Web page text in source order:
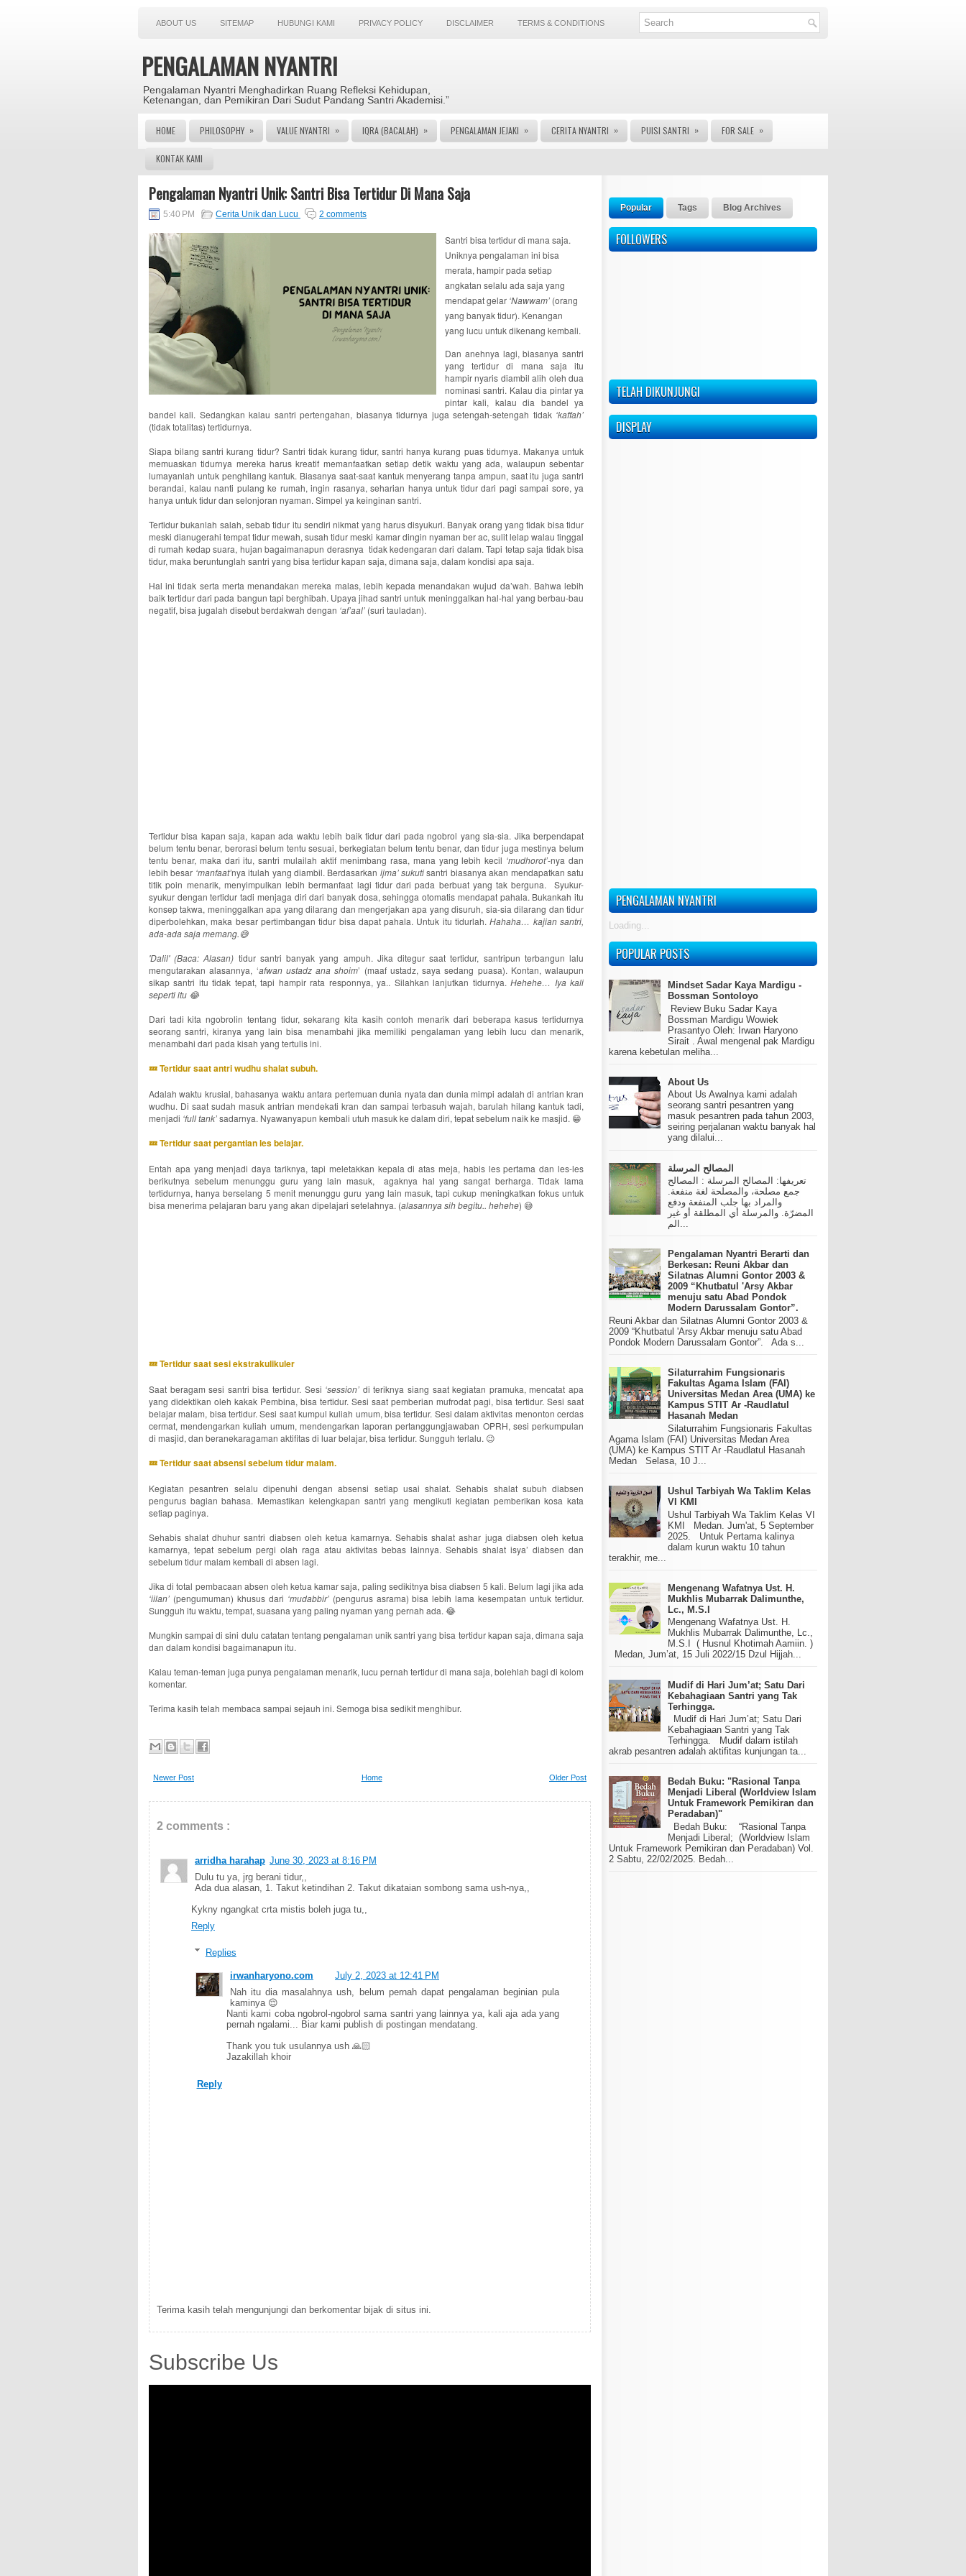
ABOUT US SITEMAP HUBUNGI KAMI PRIVACY POLICY DISCLAIMER TERMS & CONDITIONS
PENGALAMAN NYANTRI
Pengalaman Nyantri Menghadirkan Ruang Refleksi Kehidupan,
Ketenangan, dan Pemikiran Dari Sudut Pandang Santri Akademisi.”
HOME PHILOSOPHY » VALUE NYANTRI » IQRA (BACALAH) » PENGALAMAN JEJAKI » CERITA NYANTRI » PUISI SANTRI » FOR SALE »
KONTAK KAMI
Pengalaman Nyantri Unik: Santri Bisa Tertidur Di Mana Saja
5:40 PM Cerita Unik dan Lucu 2 comments
Santri bisa tertidur di mana saja.
Uniknya pengalaman ini bisa
merata, hampir pada setiap
angkatan selalu ada saja yang
mendapat gelar ‘Nawwam’ (orang
yang banyak tidur). Kenangan
yang lucu untuk dikenang kembali.
Dan anehnya lagi, biasanya santri
yang tertidur di mana saja itu
hampir nyaris diambil alih oleh dua
nominasi santri. Kalau dia pintar ya
pintar kali, kalau dia bandel ya
bandel kali. Sedangkan kalau santri pertengahan, biasanya tidurnya juga setengah-setengah tidak ‘kaffah’
(tidak totalitas) tertidurnya.
Siapa bilang santri kurang tidur? Santri tidak kurang tidur, santri hanya kurang puas tidurnya. Makanya untuk
memuaskan tidurnya mereka harus kreatif memanfaatkan setiap detik waktu yang ada, walaupun sebentar
lumayanlah untuk penghilang kantuk. Biasanya saat-saat kantuk menyerang tanpa ampun, saat itu juga santri
berandai, kalau nanti pulang ke rumah, ingin rasanya, seharian hanya untuk tidur dari pagi sampai sore, ya
hanya untuk tidur dan selonjoran nyaman. Simpel ya keinginan santri.
Tertidur bukanlah salah, sebab tidur itu sendiri nikmat yang harus disyukuri. Banyak orang yang tidak bisa tidur
meski dianugerahi tempat tidur mewah, susah tidur meski kamar dingin nyaman ber ac, sulit lelap walau tinggal
di rumah kedap suara, hujan bagaimanapun derasnya tidak kedengaran dari dalam. Tapi tetap saja tidak bisa
tidur, maka beruntunglah santri yang bisa tertidur kapan saja, dimana saja, dalam kondisi apa saja.
Hal ini tidak serta merta menandakan mereka malas, lebih kepada menandakan wujud da’wah. Bahwa lebih
baik tertidur dari pada bangun tapi berghibah. Upaya jihad santri untuk meninggalkan hal-hal yang berbau-bau
negatif, bisa jugalah disebut berdakwah dengan ‘af’aal’ (suri tauladan).
Tertidur bisa kapan saja, kapan ada waktu lebih baik tidur dari pada ngobrol yang sia-sia. Jika berpendapat
belum tentu benar, berorasi belum tentu sesuai, berkegiatan belum tentu benar, dan tidur juga mestinya belum
tentu benar, maka dari itu, santri mulailah aktif menimbang rasa, mana yang lebih kecil ‘mudhorot’-nya dan
lebih besar ‘manfaat’nya itulah yang diambil. Berdasarkan ijma’ sukutisantri biasanya akan mendapatkan satu
titik poin menarik, menyimpulkan lebih bermanfaat lagi tidur dari pada berbuat yang tak berguna. Syukur-
syukur dengan tertidur tadi menjaga diri dari banyak dosa, sehingga otomatis mendapat pahala. Bukankah itu
konsep takwa, meninggalkan apa yang dilarang dan mengerjakan apa yang disuruh, sia-sia dilarang dan tidur
diperbolehkan, maka besar pertimbangan tidur bisa dapat pahala. Untuk itu tidurlah.Hahaha… kajian santri,
ada-ada saja memang.😅
'Dalil' (Baca: Alasan) tidur santri banyak yang ampuh. Jika ditegur saat tertidur, santripun terbangun lalu
mengutarakan alasannya, ‘afwan ustadz ana shoim’ (maaf ustadz, saya sedang puasa). Kontan, walaupun
sikap santri itu tidak tepat, tapi hampir rata responnya, ya.. Silahkan lanjutkan tidurnya.Hehehe… Iya kali
seperti itu 😂
Dari tadi kita ngobrolin tentang tidur, sekarang kita kasih contoh menarik dari beberapa kasus tertidurnya
seorang santri, kiranya yang lain bisa menambahi jika memiliki pengalaman yang lebih lucu dan menarik,
menambahi dari pada kisah yang tertulis ini.
💤 Tertidur saat antri wudhu shalat subuh.
Adalah waktu krusial, bahasanya waktu antara pertemuan dunia nyata dan dunia mimpi adalah di antrian kran
wudhu. Di saat sudah masuk antrian mendekati kran dan sampai terbasuh wajah, barulah hilang kantuk tadi,
menjadi ‘full tank’sadarnya. Nyawanyapun kembali utuh masuk ke dalam diri, tepat sebelum naik ke masjid. 😁
💤 Tertidur saat pergantian les belajar.
Entah apa yang menjadi daya tariknya, tapi meletakkan kepala di atas meja, habis les pertama dan les-les
berikutnya sebelum menunggu guru yang lain masuk, agaknya hal yang sangat berharga. Tidak lama
tertidurnya, hanya berselang 5 menit menunggu guru yang lain masuk, tapi cukup meningkatkan fokus untuk
bisa menerima pelajaran baru yang akan dipelajari setelahnya. (alasannya sih begitu.. hehehe) 😅
💤 Tertidur saat sesi ekstrakulikuler
Saat beragam sesi santri bisa tertidur. Sesi ‘session’ di teriknya siang saat kegiatan pramuka, mencatat apa
yang didektikan oleh kakak Pembina, bisa tertidur. Sesi saat pemberian mufrodat pagi, bisa tertidur. Sesi saat
belajar malam, bisa tertidur. Sesi saat kumpul kuliah umum, bisa tertidur. Sesi dalam aktivitas menonton cerdas
cermat, mendengarkan kuliah umum, mendengarkan laporan pertanggungjawaban OPRH, sesi perkumpulan
di masjid, dan beranekaragaman aktifitas di luar belajar, bisa tertidur. Sungguh terlalu. 😉
💤 Tertidur saat absensi sebelum tidur malam.
Kegiatan pesantren selalu dipenuhi dengan absensi setiap usai shalat. Sehabis shalat subuh diabsen
pengurus bagian bahasa. Memastikan kelengkapan santri yang mengikuti kegiatan pemberikan kosa kata
setiap paginya.
Sehabis shalat dhuhur santri diabsen oleh ketua kamarnya. Sehabis shalat ashar juga diabsen oleh ketua
kamarnya, tepat sebelum pergi olah raga atau aktivitas bebas lainnya. Sehabis shalat isya’ diabsen dan
sebelum tidur malam kembali di absen lagi.
Jika di total pembacaan absen oleh ketua kamar saja, paling sedikitnya bisa diabsen 5 kali. Belum lagi jika ada
‘iilan’ (pengumuman) khusus dari ‘mudabbir’(pengurus asrama) bisa lebih lama kesempatan untuk tertidur.
Sungguh itu waktu, tempat, suasana yang paling nyaman yang pernah ada. 😂
Mungkin sampai di sini dulu catatan tentang pengalaman unik santri yang bisa tertidur kapan saja, dimana saja
dan dalam kondisi bagaimanapun itu.
Kalau teman-teman juga punya pengalaman menarik, lucu pernah tertidur di mana saja, bolehlah bagi di kolom
komentar.
Terima kasih telah membaca sampai sejauh ini. Semoga bisa sedikit menghibur.
Newer Post Older Post
Home
2 comments :
arridha harahap June 30, 2023 at 8:16 PM
Dulu tu ya, jrg berani tidur,,
Ada dua alasan, 1. Takut ketindihan 2. Takut dikataian sombong sama ush-nya,,
Kykny ngangkat crta mistis boleh juga tu,,
Reply
Replies
irwanharyono.com
July 2, 2023 at 12:41 PM
Nah itu dia masalahnya ush, belum pernah dapat pengalaman beginian pula
kaminya 😌
Nanti kami coba ngobrol-ngobrol sama santri yang lainnya ya, kali aja ada yang
pernah ngalami... Biar kami publish di postingan mendatang.
Thank you tuk usulannya ush 🙏🏻
Jazakillah khoir
Reply
Terima kasih telah mengunjungi dan berkomentar bijak di situs ini.
Subscribe Us
Popular Tags Blog Archives
FOLLOWERS
TELAH DIKUNJUNGI
DISPLAY
PENGALAMAN NYANTRI
Loading...
POPULAR POSTS
Mindset Sadar Kaya Mardigu -
Bossman Sontoloyo
Review Buku Sadar Kaya
Bossman Mardigu Wowiek
Prasantyo Oleh: Irwan Haryono
Sirait . Awal mengenal pak Mardigu
karena kebetulan meliha...
About Us
About Us Awalnya kami adalah
seorang santri pesantren yang
masuk pesantren pada tahun 2003,
seiring perjalanan waktu banyak hal
yang dilalui...
المصالح المرسلة
تعريفها: المصالح المرسلة : المصالح
جمع مصلحة، والمصلحة لغة منفعة.
والمراد بها جلب المنفعة ودفع
المضرّة. والمرسلة أي المطلقة أو غير
الم...
Pengalaman Nyantri Berarti dan
Berkesan: Reuni Akbar dan
Silatnas Alumni Gontor 2003 &
2009 “Khutbatul 'Arsy Akbar
menuju satu Abad Pondok
Modern Darussalam Gontor”.
Reuni Akbar dan Silatnas Alumni Gontor 2003 &
2009 “Khutbatul 'Arsy Akbar menuju satu Abad
Pondok Modern Darussalam Gontor”. Ada s...
Silaturrahim Fungsionaris
Fakultas Agama Islam (FAI)
Universitas Medan Area (UMA) ke
Kampus STIT Ar -Raudlatul
Hasanah Medan
Silaturrahim Fungsionaris Fakultas
Agama Islam (FAI) Universitas Medan Area
(UMA) ke Kampus STIT Ar -Raudlatul Hasanah
Medan Selasa, 10 J...
Ushul Tarbiyah Wa Taklim Kelas
VI KMI
Ushul Tarbiyah Wa Taklim Kelas VI
KMI Medan. Jum'at, 5 September
2025. Untuk Pertama kalinya
dalam kurun waktu 10 tahun
terakhir, me...
Mengenang Wafatnya Ust. H.
Mukhlis Mubarrak Dalimunthe,
Lc., M.S.I
Mengenang Wafatnya Ust. H.
Mukhlis Mubarrak Dalimunthe, Lc.,
M.S.I ( Husnul Khotimah Aamiin. )
Medan, Jum’at, 15 Juli 2022/15 Dzul Hijjah...
Mudif di Hari Jum’at; Satu Dari
Kebahagiaan Santri yang Tak
Terhingga.
Mudif di Hari Jum’at; Satu Dari
Kebahagiaan Santri yang Tak
Terhingga. Mudif dalam istilah
akrab pesantren adalah aktifitas kunjungan ta...
Bedah Buku: "Rasional Tanpa
Menjadi Liberal (Worldview Islam
Untuk Framework Pemikiran dan
Peradaban)"
Bedah Buku: “Rasional Tanpa
Menjadi Liberal; (Worldview Islam
Untuk Framework Pemikiran dan Peradaban) Vol.
2 Sabtu, 22/02/2025. Bedah...